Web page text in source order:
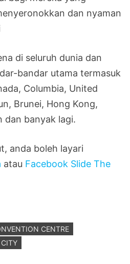
dan nyaman
di seluruh dunia dan
bandar utama termasuk
Columbia, United
Brunei, Hong Kong,
dan banyak lagi.
anda boleh layari
atau Facebook Slide The
CENTRE